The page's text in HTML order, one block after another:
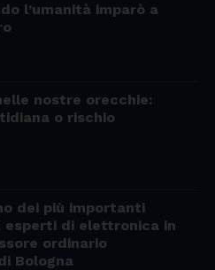
l’umanità imparò a
nostre orecchie:
o rischio
dei più importanti
di elettronica in
ordinario
Bologna